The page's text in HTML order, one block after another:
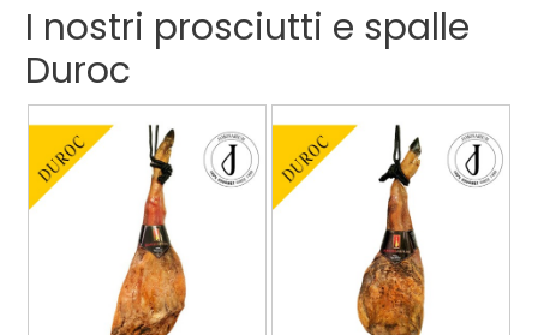
I nostri prosciutti e spalle
Duroc